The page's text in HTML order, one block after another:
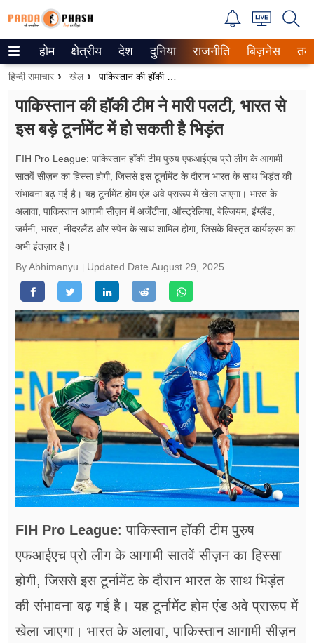
Trending on Google News
ePaper
वेब स्टोरीज
उत्तर प्रदेश
गैलरी
वीडियो
रिलेशनशिप
जीवन मंत्रा
फूड
ब्‍यूटी
जॉब्स
अन्य खबरें
होम क्षेत्रीय देश दुनिया राजनीति बिज़नेस
हिन्दी समाचार खेल
पाकिस्तान की हॉकी टीम ने मारी पलटी, भारत से
इस बड़े टूर्नामेंट में हो सकती है भिड़ंत
FIH Pro League: पाकिस्तान हॉकी टीम पुरुष एफआईएच प्रो लीग के आगामी
सातवें सीज़न का हिस्सा होगी, जिससे इस टूर्नामेंट के दौरान भारत के साथ भिड़ंत की
संभावना बढ़ गई है। यह टूर्नामेंट होम एंड अवे प्रारूप में खेला जाएगा। भारत के
अलावा, पाकिस्तान आगामी सीज़न में अर्जेंटीना, ऑस्ट्रेलिया, बेल्जियम, इंग्लैंड,
जर्मनी, भारत, नीदरलैंड और स्पेन के साथ शामिल होगा, जिसके विस्तृत कार्यक्रम का
अभी इंतज़ार है।
By Abhimanyu
Updated Date August 29, 2025
FIH Pro League: पाकिस्तान हॉकी टीम पुरुष
एफआईएच प्रो लीग के आगामी सातवें सीज़न का हिस्सा
होगी, जिससे इस टूर्नामेंट के दौरान भारत के साथ भिड़ंत
की संभावना बढ़ गई है। यह टूर्नामेंट होम एंड अवे प्रारूप में
खेला जाएगा। भारत के अलावा, पाकिस्तान आगामी सीज़न